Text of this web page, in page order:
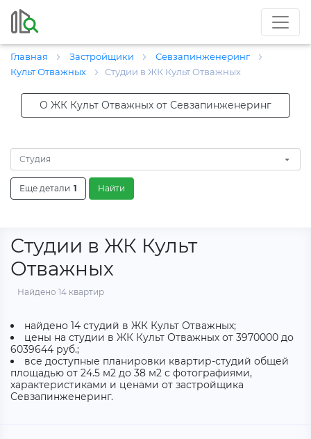
Главная Застройщики
Севзапинженеринг
Культ Отважных
Студии в ЖК Культ Отважных
О ЖК Культ Отважных от Севзапинженеринг
Студия
Еще детали 1 Найти
Студии в ЖК Культ
Отважных
Найдено 14 квартир
найдено 14 студий в ЖК Культ Отважных;
цены на студии в ЖК Культ Отважных от 3970000 до
6039644 руб.;
все доступные планировки квартир-студий общей
площадью от 24.5 м2 до 38 м2 с фотографиями,
характеристиками и ценами от застройщика
Севзапинженеринг.